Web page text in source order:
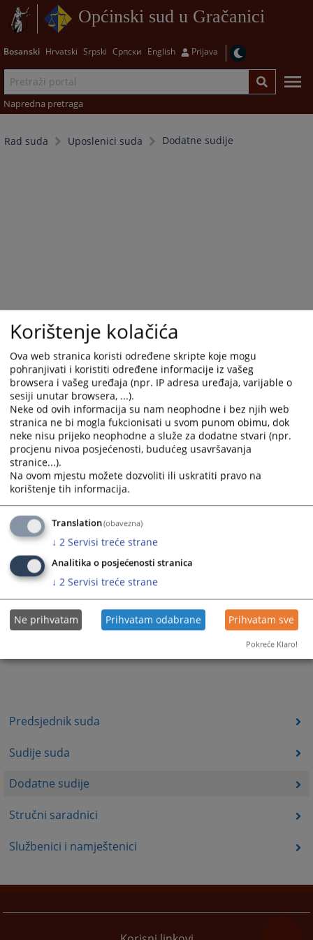
Općinski sud u Gračanici
Bosanski Hrvatski Srpski Српски English Prijava
Napredna pretraga
Rad suda Uposlenici suda Dodatne sudije
Predsjednik suda
Sudije suda
Dodatne sudije
Stručni saradnici
Službenici i namještenici
Trenutno nema vijesti
Korištenje kolačića
Ova web stranica koristi određene skripte koje mogu
pohranjivati i koristiti određene informacije iz vašeg
browsera i vašeg uređaja (npr. IP adresa uređaja, varijable o
sesiji unutar browsera, ...).
Neke od ovih informacija su nam neophodne i bez njih web
stranica ne bi mogla fukcionisati u svom punom obimu, dok
neke nisu prijeko neophodne a služe za dodatne stvari (npr.
procjenu nivoa posjećenosti, budućeg usavršavanja
stranice...).
Na ovom mjestu možete dozvoliti ili uskratiti pravo na
korištenje tih informacija.
Translation(obavezna)
↓ 2 Servisi treće strane
Analitika o posjećenosti stranica
↓ 2 Servisi treće strane
Ne prihvatam Prihvatam odabrane Prihvatam sve
Pokreće Klaro!